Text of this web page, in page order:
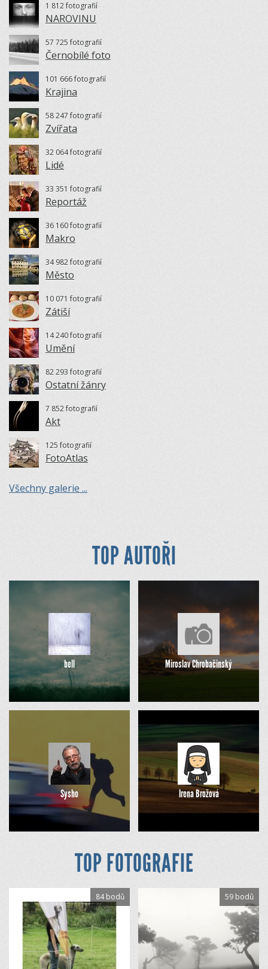
1 812 fotografií
NAROVINU
57 725 fotografií
Černobílé foto
101 666 fotografií
Krajina
58 247 fotografií
Zvířata
32 064 fotografií
Lidé
33 351 fotografií
Reportáž
36 160 fotografií
Makro
34 982 fotografií
Město
10 071 fotografií
Zátiší
14 240 fotografií
Umění
82 293 fotografií
Ostatní žánry
7 852 fotografií
Akt
125 fotografií
FotoAtlas
Všechny galerie ...
TOP AUTOŘI
bell Miroslav Chrobačinský
Sysho Irena Brožová
TOP FOTOGRAFIE
84 bodů 59 bodů